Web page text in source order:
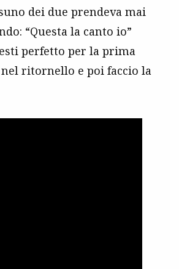
dei due prendeva mai
“Questa la canto io”
perfetto per la prima
ritornello e poi faccio la